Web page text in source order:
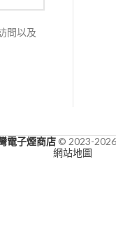
問以及
電子煙商店 © 2023-
網站地圖